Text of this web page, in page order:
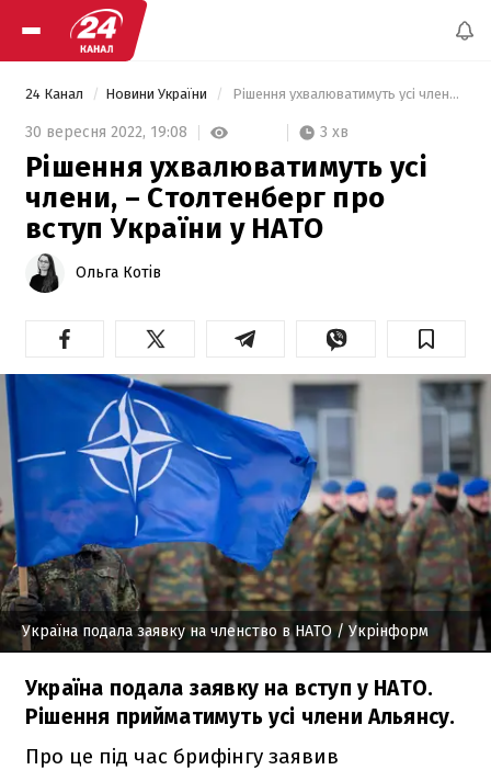
24 Канал Новини України Рішення ухвалюватимуть усі члени, – Столтенберг про вступ України у НАТО
30 вересня 2022, 19:08 3 хв
Рішення ухвалюватимуть усі
члени, – Столтенберг про
вступ України у НАТО
Ольга Котів
Україна подала заявку на членство в НАТО/ Укрінформ
Україна подала заявку на вступ у НАТО.
Рішення прийматимуть усі члени Альянсу.
Про це під час брифінгу заявив